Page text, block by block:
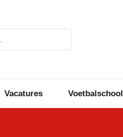
Vacatures Voetbalschool